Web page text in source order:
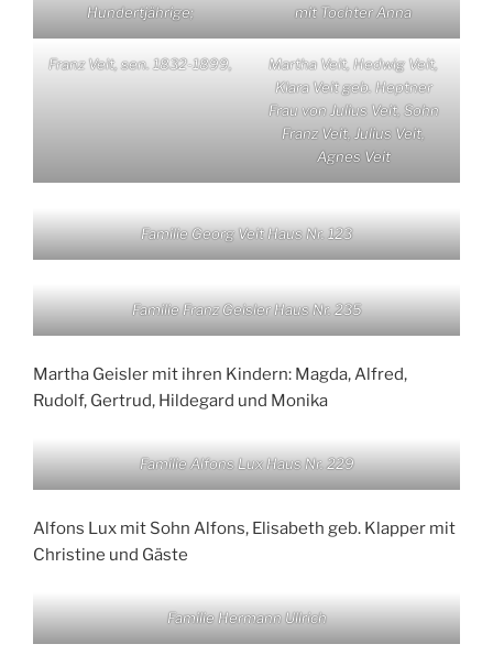
Hundertjährige;
mit Tochter Anna
Franz Veit, sen. 1832-1899,
Martha Veit, Hedwig Veit,
Klara Veit geb. Heptner
Frau von Julius Veit, Sohn
Franz Veit, Julius Veit,
Agnes Veit
Familie Georg Veit Haus Nr. 123
Familie Franz Geisler Haus Nr. 235
Martha Geisler mit ihren Kindern: Magda, Alfred,
Rudolf, Gertrud, Hildegard und Monika
Familie Alfons Lux Haus Nr. 229
Alfons Lux mit Sohn Alfons, Elisabeth geb. Klapper mit
Christine und Gäste
Familie Hermann Ullrich